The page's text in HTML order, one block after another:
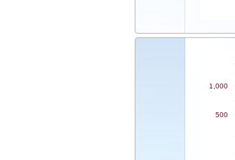
500
1,000